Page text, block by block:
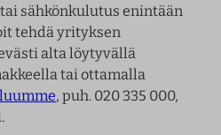
sähkönkulutus enintään
tehdä yrityksen
alta löytyvällä
tai ottamalla
, puh. 020 335 000,